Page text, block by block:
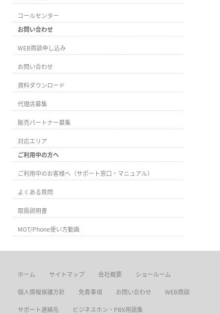
コールセンター
お問い合わせ
WEB商談申し込み
お問い合わせ
資料ダウンロード
代理店募集
販売パートナー募集
対応エリア
ご利用中の方へ
ご利用中のお客様へ（サポート窓口・マニュアル）
よくある質問
取扱説明書
MOT/Phone使い方動画
ホーム サイトマップ 会社概要 ショールーム
個人情報保護方針 免責事項 お問い合わせ WEB商談
サポート連絡先 ビジネスホン・PBX用語集